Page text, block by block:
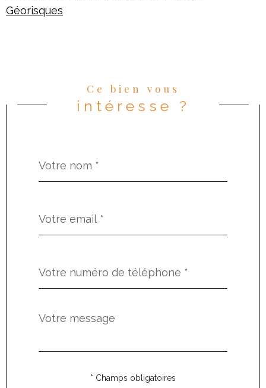
Géorisques
Ce bien vous
intéresse ?
par
*
*
*
Fieldset
défaut
Message
*
Validation* Champs obligatoires